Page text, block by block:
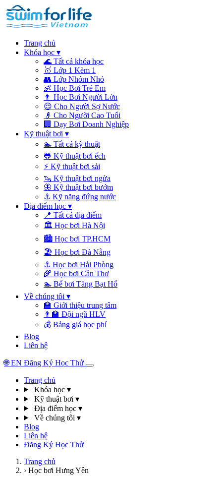
Trang chủ
Khóa học ▾
🌊 Tất cả khóa học
🥇 Lớp 1 Kèm 1
👥 Lớp Nhóm Nhỏ
👶 Học Bơi Trẻ Em
👨 Học Bơi Người Lớn
😌 Cho Người Sợ Nước
👴 Cho Người Cao Tuổi
🏢 Dạy Bơi Doanh Nghiệp
Kỹ thuật bơi ▾
🏊 Tất cả kỹ thuật
🐸 Kỹ thuật bơi ếch
⚡ Kỹ thuật bơi sải
🦦 Kỹ thuật bơi ngửa
🦋 Kỹ thuật bơi bướm
⚓ Kỹ năng đứng nước
Địa điểm học ▾
📍 Tất cả địa điểm
🏛️ Học bơi Hà Nội
🏙️ Học bơi TP.HCM
🏖️ Học bơi Đà Nẵng
⚓ Học bơi Hải Phòng
🌾 Học bơi Cần Thơ
🏊 Bể bơi Tăng Bạt Hổ
Về chúng tôi ▾
🏫 Giới thiệu trung tâm
👨‍🏫 Đội ngũ HLV
💰 Bảng giá học phí
Blog
Liên hệ
🌐 EN Đăng Ký Học Thử
Trang chủ
Khóa học ▾
Kỹ thuật bơi ▾
Địa điểm học ▾
Về chúng tôi ▾
Blog
Liên hệ
Đăng Ký Học Thử
Trang chủ
› Học bơi Hưng Yên